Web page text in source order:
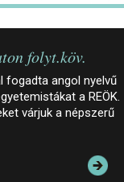
folyt.köv.
fogadta angol nyelvű
a REÖK.
várjuk a népszerű